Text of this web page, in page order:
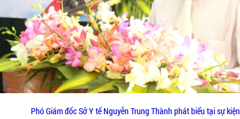
Phó Giám đốc Sở Y tế Nguyễn Trung Thành phát biểu tại sự kiện